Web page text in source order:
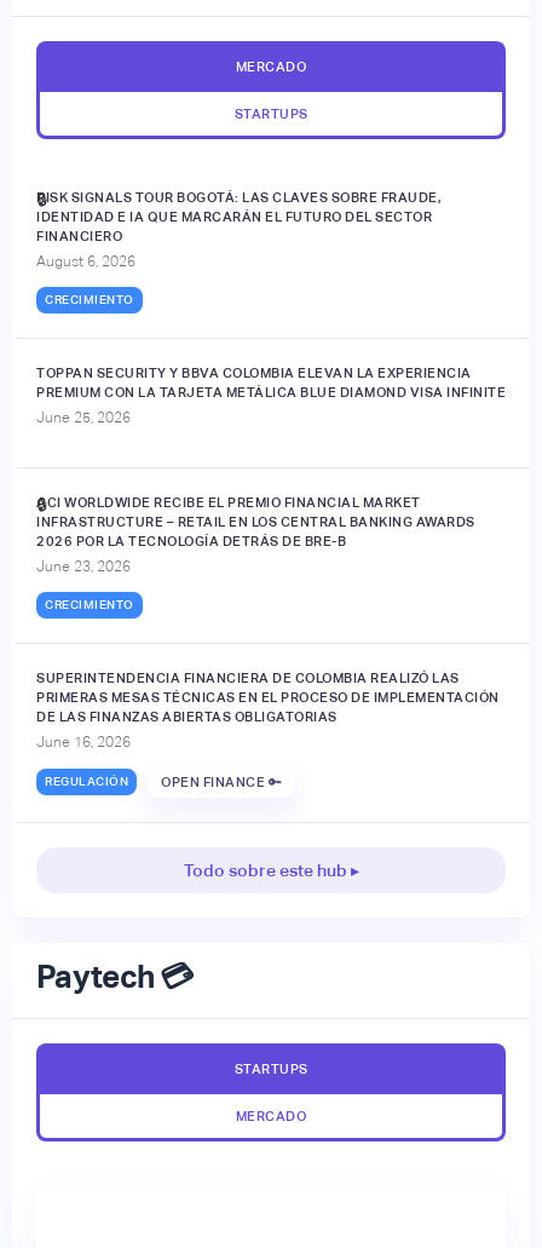
MERCADO
STARTUPS
RISK SIGNALS TOUR BOGOTÁ: LAS CLAVES SOBRE FRAUDE,
IDENTIDAD E IA QUE MARCARÁN EL FUTURO DEL SECTOR
FINANCIERO
August 6, 2026
CRECIMIENTO
🔒
TOPPAN SECURITY Y BBVA COLOMBIA ELEVAN LA EXPERIENCIA
PREMIUM CON LA TARJETA METÁLICA BLUE DIAMOND VISA INFINITE
June 25, 2026
ACI WORLDWIDE RECIBE EL PREMIO FINANCIAL MARKET
INFRASTRUCTURE – RETAIL EN LOS CENTRAL BANKING AWARDS
2026 POR LA TECNOLOGÍA DETRÁS DE BRE-B
June 23, 2026
CRECIMIENTO
🔒
SUPERINTENDENCIA FINANCIERA DE COLOMBIA REALIZÓ LAS
PRIMERAS MESAS TÉCNICAS EN EL PROCESO DE IMPLEMENTACIÓN
DE LAS FINANZAS ABIERTAS OBLIGATORIAS
June 16, 2026
REGULACIÓN OPEN FINANCE 🔑
Todo sobre este hub ▸
Paytech 💳
STARTUPS
MERCADO